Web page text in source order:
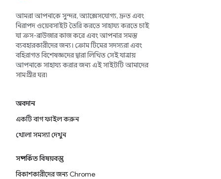
আমরা আপনাকে সুন্দর, অ্যাক্সেসযোগ্য, দ্রুত এবং
নিরাপদ ওয়েবসাইট তৈরি করতে সাহায্য করতে চাই
যা ক্রস-ব্রাউজার কাজ করে এবং আপনার সমস্ত
ব্যবহারকারীদের জন্য। ক্রোম টিমের সদস্যরা এবং
বহিরাগত বিশেষজ্ঞদের দ্বারা লিখিত সেই যাত্রায়
আপনাকে সাহায্য করার জন্য এই সাইটটি আমাদের
সামগ্রীর ঘর৷
অবদান
একটি বাগ ফাইল করুন
খোলা সমস্যা দেখুন
সম্পর্কিত বিষয়বস্তু
বিকাশকারীদের জন্য Chrome